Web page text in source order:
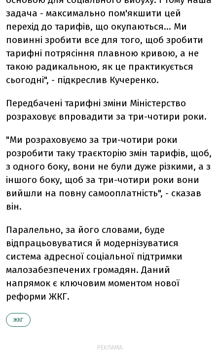
задача - максимально пом'якшити цей
перехід до тарифів, що окупаються... Ми
повинні зробити все для того, щоб зробити
тарифні потрясіння плавною кривою, а не
такою радикальною, як це практикується
сьогодні", - підкреслив Кучеренко.
Передбачені тарифні зміни Міністерство
розраховує впровадити за три-чотири роки.
"Ми розраховуємо за три-чотири роки
розробити таку траєкторію змін тарифів, щоб,
з одного боку, вони не були дуже різкими, а з
іншого боку, щоб за три-чотири роки вони
вийшли на повну самооплатність", - сказав
він.
Паралельно, за його словами, буде
відпрацьовуватися й модернізуватися
система адресної соціальної підтримки
малозабезпечених громадян. Даний
напрямок є ключовим моментом нової
реформи ЖКГ.
ЖКГ
РЕКЛАМА: